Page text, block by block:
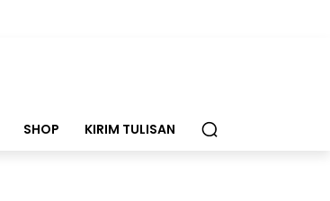
SHOP KIRIM TULISAN